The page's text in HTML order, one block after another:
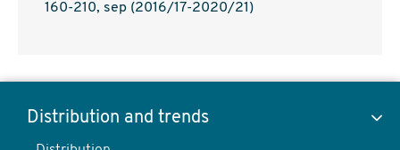
160-210, sep (2016/17-2020/21)
Pandion
haliaetus
Distribution and trends